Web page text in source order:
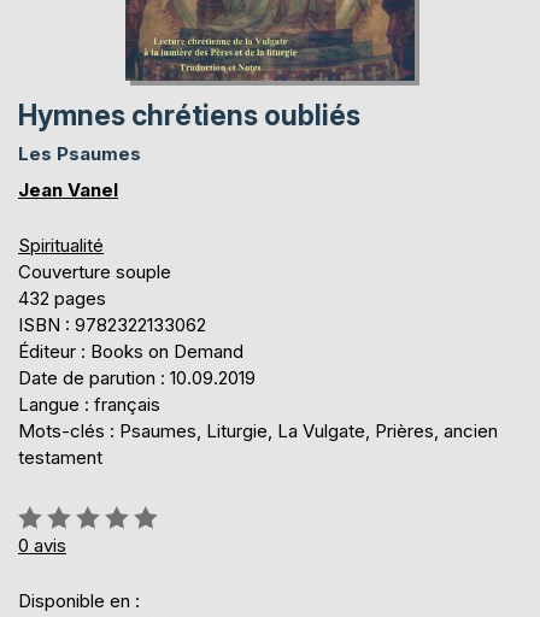
Hymnes chrétiens oubliés
Les Psaumes
Jean Vanel
Spiritualité
Couverture souple
432 pages
ISBN : 9782322133062
Éditeur : Books on Demand
Date de parution : 10.09.2019
Langue : français
Mots-clés : Psaumes, Liturgie, La Vulgate, Prières, ancien
testament
Évaluation:
0%
0 avis
Disponible en :